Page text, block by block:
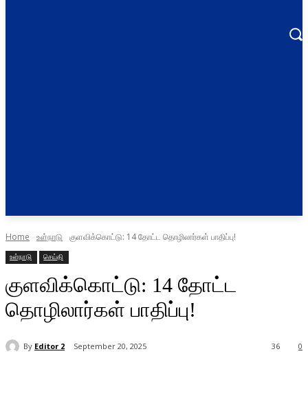
Home உள்நாடு குளவிக்கொட்டு: 14 தோட்ட தொழிலார்கள் பாதிப்பு!
உள்நாடு செய்தி
குளவிக்கொட்டு: 14 தோட்ட
தொழிலார்கள் பாதிப்பு!
By Editor 2 September 20, 2025 0
36